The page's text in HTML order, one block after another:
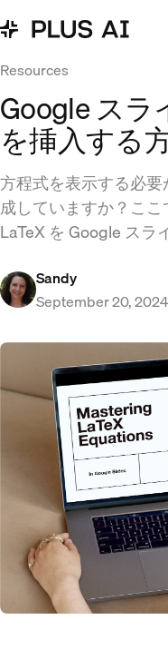
Resources
Google ス
を挿入する
方程式を表示する必
成していますか？こ
LaTeX を Google スラ
Sandy
September 20, 2024